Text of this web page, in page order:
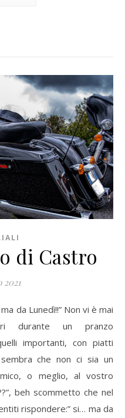
di Castro
2021
da Lunedì!!” Non vi è mai
durante un pranzo
importanti, con piatti
che non ci sia un
o meglio, al vostro
beh scommetto che nel
rispondere:” si… ma da